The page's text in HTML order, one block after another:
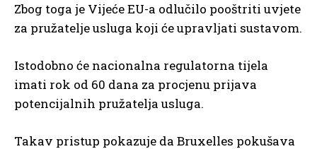
Zbog toga je Vijeće EU-a odlučilo pooštriti uvjete
za pružatelje usluga koji će upravljati sustavom.
Istodobno će nacionalna regulatorna tijela
imati rok od 60 dana za procjenu prijava
potencijalnih pružatelja usluga.
Takav pristup pokazuje da Bruxelles pokušava